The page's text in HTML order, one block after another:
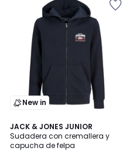
New in
JACK & JONES JUNIOR
Sudadera con cremallera y
capucha de felpa